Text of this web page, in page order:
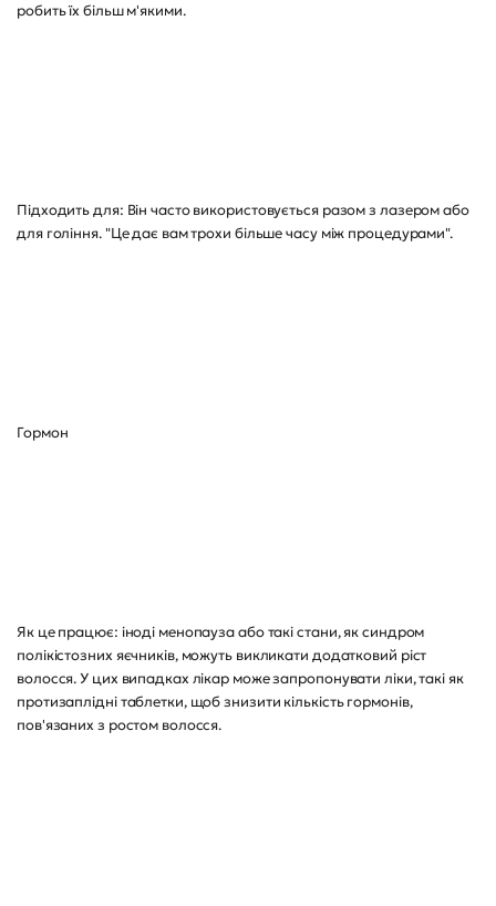
робить їх більш м'якими.
Підходить для: Він часто використовується разом з лазером або
для гоління. "Це дає вам трохи більше часу між процедурами".
Гормон
Як це працює: іноді менопауза або такі стани, як синдром
полікістозних яєчників, можуть викликати додатковий ріст
волосся. У цих випадках лікар може запропонувати ліки, такі як
протизаплідні таблетки, щоб знизити кількість гормонів,
пов'язаних з ростом волосся.